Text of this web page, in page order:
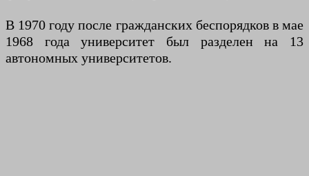
В 1970 году после гражданских беспорядков в мае
1968 года университет был разделен на 13
автономных университетов.